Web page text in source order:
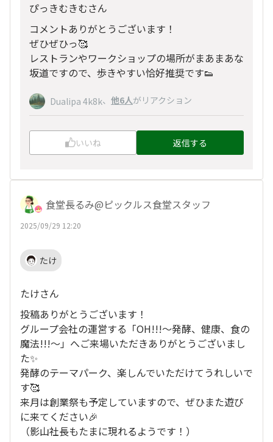
ぴっきむきむさん
コメントありがとうございます！
ぜひぜひっ🥰
レストランやワークショップの場所がまあまあな
坂道ですので、歩きやすい恰好推奨です👟
Dualipa 4k8k、 他6人がリアクション
いいね 返信する
食堂長るみ@ピックルス食堂スタッフ
2025/09/29 12:20
たけ
たけさん
投稿ありがとうございます！
グループ会社の運営する「OH!!!～発酵、健康、食の
魔法!!!～」へご来場いただきありがとうございまし
た✨
発酵のテーマパーク、楽しんでいただけてうれしいで
す🥰
来月は創業祭も予定していますので、ぜひまた遊び
に来てください🎉
（影山社長もたまに現れるようです！）